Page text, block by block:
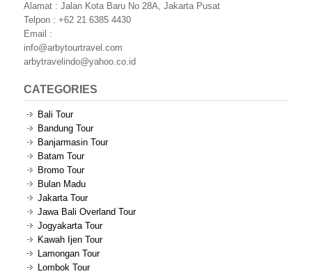
Alamat : Jalan Kota Baru No 28A, Jakarta Pusat
Telpon : +62 21 6385 4430
Email :
info@arbytourtravel.com
arbytravelindo@yahoo.co.id
CATEGORIES
Bali Tour
Bandung Tour
Banjarmasin Tour
Batam Tour
Bromo Tour
Bulan Madu
Jakarta Tour
Jawa Bali Overland Tour
Jogyakarta Tour
Kawah Ijen Tour
Lamongan Tour
Lombok Tour